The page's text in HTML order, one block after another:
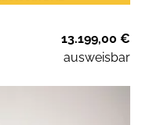
13.199,00 €
ausweisbar